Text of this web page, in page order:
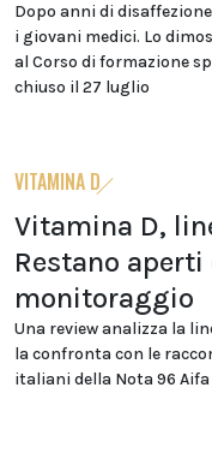
Dopo anni di
i giovani medici. Lo
al Corso di formazione
chiuso il 27 luglio
VITAMINA D
Vitamina D,
Restano
monitoraggio
Una review analizza la
la confronta con le
italiani della Nota 96 Aifa